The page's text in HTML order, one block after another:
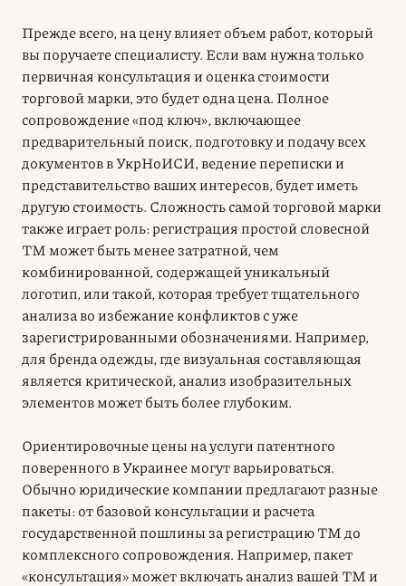
Прежде всего, на цену влияет объем работ, который
вы поручаете специалисту. Если вам нужна только
первичная консультация и оценка стоимости
торговой марки, это будет одна цена. Полное
сопровождение «под ключ», включающее
предварительный поиск, подготовку и подачу всех
документов в УкрНоИСИ, ведение переписки и
представительство ваших интересов, будет иметь
другую стоимость. Сложность самой торговой марки
также играет роль: регистрация простой словесной
ТМ может быть менее затратной, чем
комбинированной, содержащей уникальный
логотип, или такой, которая требует тщательного
анализа во избежание конфликтов с уже
зарегистрированными обозначениями. Например,
для бренда одежды, где визуальная составляющая
является критической, анализ изобразительных
элементов может быть более глубоким.
Ориентировочные цены на услуги патентного
поверенного в Украинее могут варьироваться.
Обычно юридические компании предлагают разные
пакеты: от базовой консультации и расчета
государственной пошлины за регистрацию ТМ до
комплексного сопровождения. Например, пакет
«консультация» может включать анализ вашей ТМ и